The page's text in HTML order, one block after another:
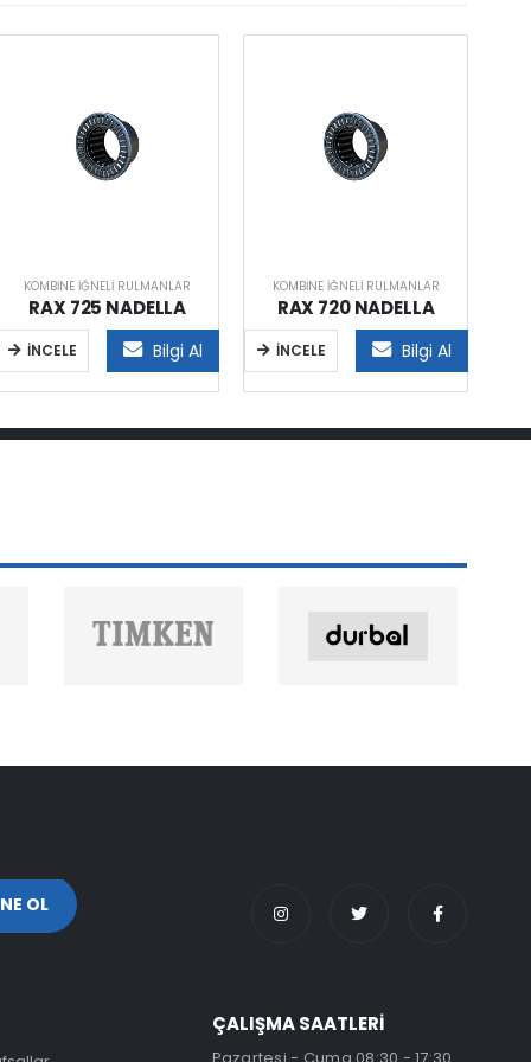
KOMBINE İĞNELI RULMANLAR
RAX 725 NADELLA
İNCELE Bilgi Al
KOMBINE İĞNELI RULMANLAR
RAX 720 NADELLA
İNCELE Bilgi Al
ÇALIŞMA SAATLERİ